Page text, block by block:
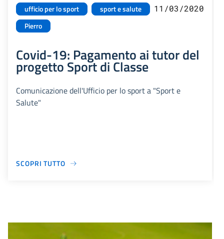
ufficio per lo sport
sport e salute
Pierro
11/03/2020
Covid-19: Pagamento ai tutor del
progetto Sport di Classe
Comunicazione dell'Ufficio per lo sport a "Sport e
Salute"
SCOPRI TUTTO